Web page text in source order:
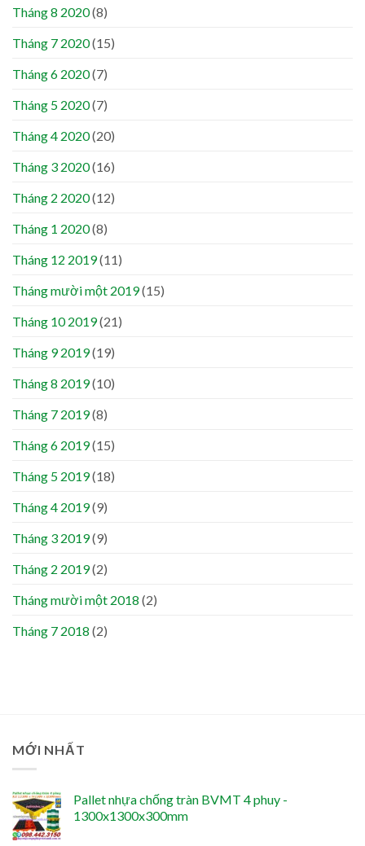
Tháng 8 2020(8)
Tháng 7 2020(15)
Tháng 6 2020(7)
Tháng 5 2020(7)
Tháng 4 2020(20)
Tháng 3 2020(16)
Tháng 2 2020(12)
Tháng 1 2020(8)
Tháng 12 2019(11)
Tháng mười một 2019(15)
Tháng 10 2019(21)
Tháng 9 2019(19)
Tháng 8 2019(10)
Tháng 7 2019(8)
Tháng 6 2019(15)
Tháng 5 2019(18)
Tháng 4 2019(9)
Tháng 3 2019(9)
Tháng 2 2019(2)
Tháng mười một 2018 (2)
Tháng 7 2018 (2)
MỚI NHẤT
Pallet nhựa chống tràn BVMT 4 phuy -
1300x1300x300mm